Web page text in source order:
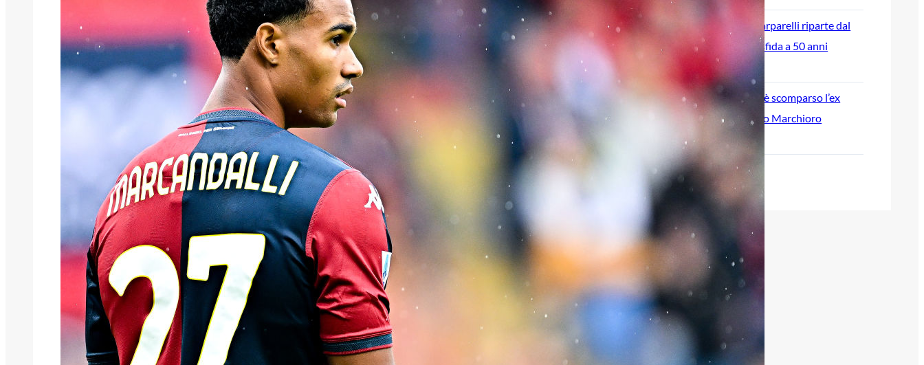
L’ex rossoblù Carparelli riparte dal
Cisano: nuova sfida a 50 anni
Genoa in lutto: è scomparso l’ex
allenatore Pippo Marchioro